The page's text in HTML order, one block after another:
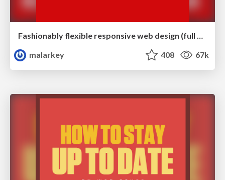
Fashionably flexible responsive web design (full day workshop)
malarkey
408 67k